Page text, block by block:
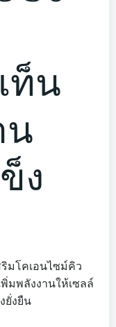
ท็น
น
ง
ริมโคเอนไซม์คิว
มพลังงานให้เซลล์
ยั่งยืน